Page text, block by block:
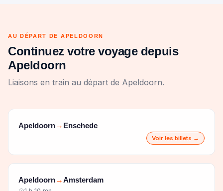
AU DÉPART DE APELDOORN
Continuez votre voyage depuis
Apeldoorn
Liaisons en train au départ de Apeldoorn.
Apeldoorn→ Enschede
Voir les billets →
Apeldoorn→Amsterdam